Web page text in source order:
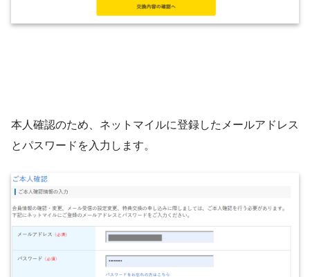
本人確認のため、ネットマイルに登録したメールアドレス
とパスワードを入力します。